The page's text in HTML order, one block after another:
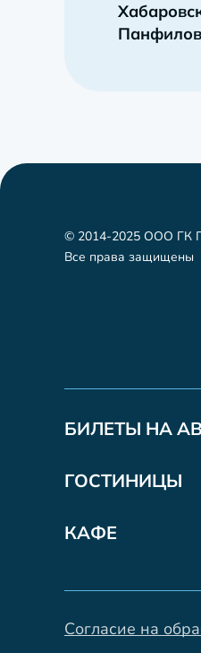
© 2014-2025 ООО ГК
Все права защищены
БИЛЕТЫ НА
ГОСТИНИЦЫ
КАФЕ
Согласие на